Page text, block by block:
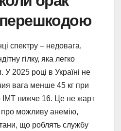
спектру – недовага,
гілку, яка легко
У 2025 році в Україні не
вага менше 45 кг при
ІМТ нижче 16. Це не жарт
про можливу анемію,
що роблять службу